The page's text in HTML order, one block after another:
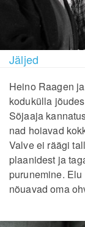
Jäljed
Heino Raagen
kodukülla
Sõjaaja
nad hoiavad
Valve ei räägi
plaanidest ja
purunemine.
nõuavad oma